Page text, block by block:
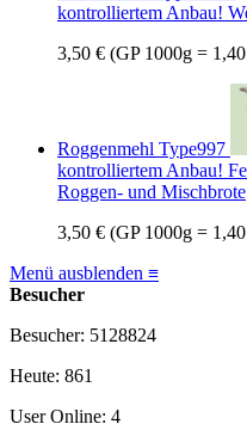
kontrolliertem Anbau!
3,50 € (GP 1000g =
Roggenmehl Type997
kontrolliertem Anbau!
Roggen- und Mischbrote
3,50 € (GP 1000g =
Menü ausblenden ≡
Besucher
Besucher: 5128824
Heute: 861
User Online: 4